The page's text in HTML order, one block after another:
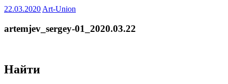
22.03.2020 Art-Union
artemjev_sergey-01_2020.03.22
Найти